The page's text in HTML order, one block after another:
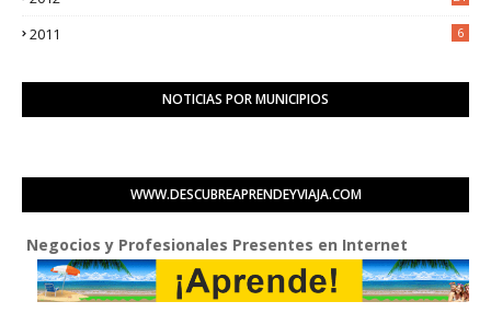
2011 6
NOTICIAS POR MUNICIPIOS
WWW.DESCUBREAPRENDEYVIAJA.COM
y Profesionales Presentes en Internet